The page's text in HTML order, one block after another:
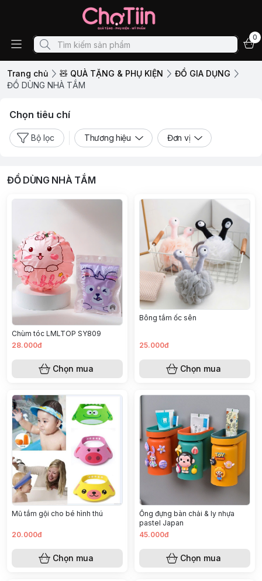
0
Trang chủ 🧸 QUÀ TẶNG & PHỤ KIỆN
ĐỒ GIA DỤNG
ĐỒ DÙNG NHÀ TẮM
Chọn tiêu chí
Bộ lọc Thương hiệu Đơn vị
ĐỒ DÙNG NHÀ TẮM
Chùm tóc LMLTOP SY809
28.000đ
Chọn mua
Bông tắm ốc sên
25.000đ
Chọn mua
Mũ tắm gội cho bé hình thú
20.000đ
Chọn mua
Ống đựng bàn chải & ly nhựa
pastel Japan
45.000đ
Chọn mua